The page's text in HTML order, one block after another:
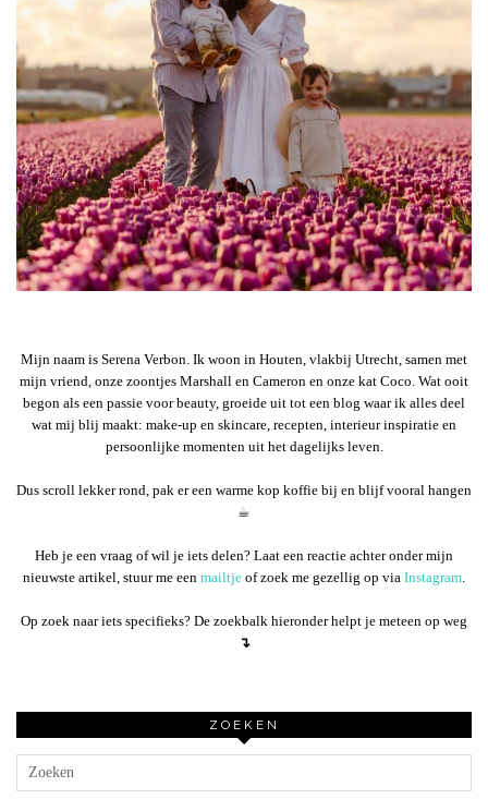
Mijn naam is Serena Verbon. Ik woon in Houten, vlakbij Utrecht, samen met
mijn vriend, onze zoontjes Marshall en Cameron en onze kat Coco. Wat ooit
begon als een passie voor beauty, groeide uit tot een blog waar ik alles deel
wat mij blij maakt: make-up en skincare, recepten, interieur inspiratie en
persoonlijke momenten uit het dagelijks leven.
Dus scroll lekker rond, pak er een warme kop koffie bij en blijf vooral hangen
☕︎
Heb je een vraag of wil je iets delen? Laat een reactie achter onder mijn
nieuwste artikel, stuur me een mailtje of zoek me gezellig op via Instagram.
Op zoek naar iets specifieks? De zoekbalk hieronder helpt je meteen op weg
↴
ZOEKEN